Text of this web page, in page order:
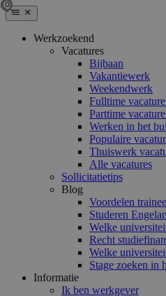
Werkzoekend
Vacatures
Bijbaan
Vakantiewerk
Weekendwerk
Fulltime
Parttime
Werken in het
Populaire
Thuiswerk
Alle vacatures
Sollicitatietips
Blog
Voordelen
Studeren
Welke
Recht
Welke
Stage zoeken in
Informatie
Ik ben werkgever